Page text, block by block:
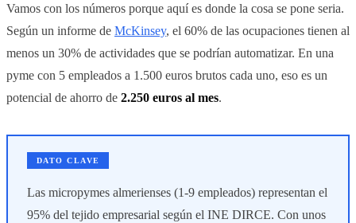
Vamos con los números porque aquí es donde la cosa se pone seria.
Según un informe de McKinsey, el 60% de las ocupaciones tienen al
menos un 30% de actividades que se podrían automatizar. En una
pyme con 5 empleados a 1.500 euros brutos cada uno, eso es un
potencial de ahorro de 2.250 euros al mes.
DATO CLAVE
Las micropymes almerienses (1-9 empleados) representan el
95% del tejido empresarial según el INE DIRCE. Con unos